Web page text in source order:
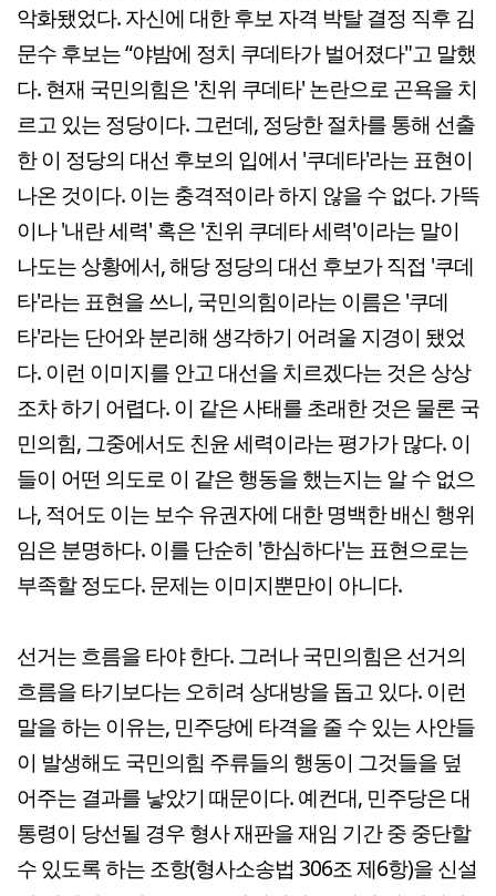
악화됐었다. 자신에 대한 후보 자격 박탈 결정 직후 김
문수 후보는 “야밤에 정치 쿠데타가 벌어졌다"고 말했
다. 현재 국민의힘은 '친위 쿠데타' 논란으로 곤욕을 치
르고 있는 정당이다. 그런데, 정당한 절차를 통해 선출
한 이 정당의 대선 후보의 입에서 '쿠데타'라는 표현이
나온 것이다. 이는 충격적이라 하지 않을 수 없다. 가뜩
이나 '내란 세력' 혹은 '친위 쿠데타 세력'이라는 말이
나도는 상황에서, 해당 정당의 대선 후보가 직접 '쿠데
타'라는 표현을 쓰니, 국민의힘이라는 이름은 '쿠데
타'라는 단어와 분리해 생각하기 어려울 지경이 됐었
다. 이런 이미지를 안고 대선을 치르겠다는 것은 상상
조차 하기 어렵다. 이 같은 사태를 초래한 것은 물론 국
민의힘, 그중에서도 친윤 세력이라는 평가가 많다. 이
들이 어떤 의도로 이 같은 행동을 했는지는 알 수 없으
나, 적어도 이는 보수 유권자에 대한 명백한 배신 행위
임은 분명하다. 이를 단순히 '한심하다'는 표현으로는
부족할 정도다. 문제는 이미지뿐만이 아니다.
선거는 흐름을 타야 한다. 그러나 국민의힘은 선거의
흐름을 타기보다는 오히려 상대방을 돕고 있다. 이런
말을 하는 이유는, 민주당에 타격을 줄 수 있는 사안들
이 발생해도 국민의힘 주류들의 행동이 그것들을 덮
어주는 결과를 낳았기 때문이다. 예컨대, 민주당은 대
통령이 당선될 경우 형사 재판을 재임 기간 중 중단할
수 있도록 하는 조항(형사소송법 306조 제6항)을 신설